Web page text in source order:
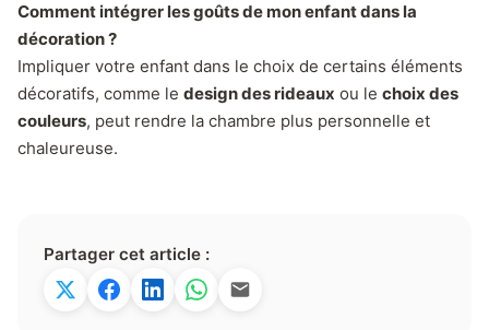
Comment intégrer les goûts de mon enfant dans la
décoration ?
Impliquer votre enfant dans le choix de certains éléments
décoratifs, comme le design des rideaux ou le choix des
couleurs, peut rendre la chambre plus personnelle et
chaleureuse.
Partager cet article :